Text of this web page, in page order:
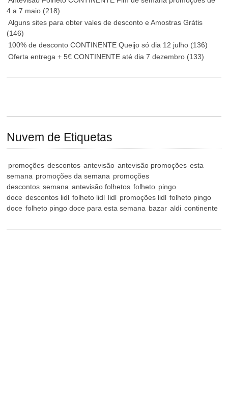
4 a 7 maio (218)
Alguns sites para obter vales de desconto e Amostras Grátis
(146)
100% de desconto CONTINENTE Queijo só dia 12 julho (136)
Oferta entrega + 5€ CONTINENTE até dia 7 dezembro (133)
Nuvem de Etiquetas
promoções descontos antevisão antevisão promoções esta
semana promoções da semana promoções
descontos semana antevisão folhetos folheto pingo
doce descontos lidl folheto lidl lidl promoções lidl folheto pingo
doce folheto pingo doce para esta semana bazar aldi continente